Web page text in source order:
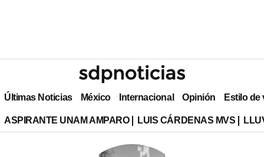
Últimas Noticias México Internacional Opinión Estilo de
ASPIRANTE UNAM AMPARO LUIS CÁRDENAS MVS